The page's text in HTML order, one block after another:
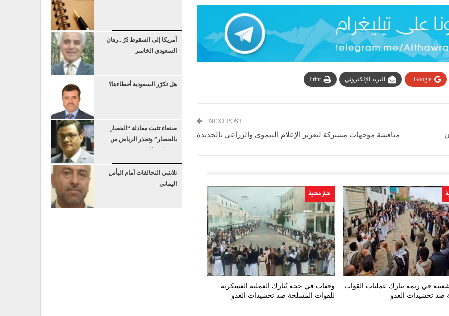
Google+ البريد الإلكتروني Print
NEXT POST
مناقشة موجهات مشتركة لتعزيز الإعلام التنموي والزراعي بالحديدة
في ريمة تبارك عمليات القوات
ضد تحشيدات العدو
اخبار محلية
وقفات في حجة تُبارك العملية العسكرية
للقوات المسلحة ضد تحشيدات العدو
أمريكا إلى السقوط دُرْ ..رهان
السعودي الخاسر
هل تكرّر السعودية أخطاءها؟
صنعاء تثبت معادلة “الحصار
بالحصار” وتحذر الرياض من
“عسكرة البحر”
تلاشي التحالفات أمام البأس
اليماني